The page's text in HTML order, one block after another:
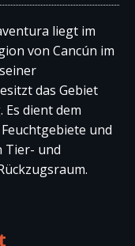
liegt im
von Cancún im
das Gebiet
dient dem
und
Tier- und